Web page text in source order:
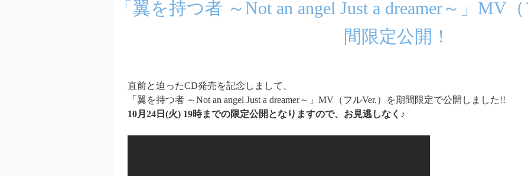
「翼を持つ者 ～Not an angel Just a dreamer～」MV
間限定公開！
直前と迫ったCD発売を記念しまして、
「翼を持つ者 ～Not an angel Just a dreamer～」MV（フルVer.）を期間限定で公開しました!!
10月24日(火) 19時までの限定公開となりますので、お見逃しなく♪